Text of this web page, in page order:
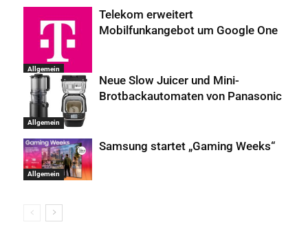
Allgemein
Telekom erweitert
Mobilfunkangebot um Google One
Allgemein
Neue Slow Juicer und Mini-
Brotbackautomaten von Panasonic
Allgemein
Samsung startet „Gaming Weeks“